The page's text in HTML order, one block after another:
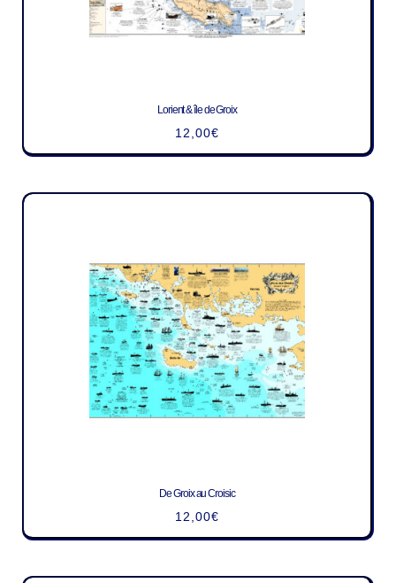
Lorient & île de Groix
12,00€
De Groix au Croisic
12,00€